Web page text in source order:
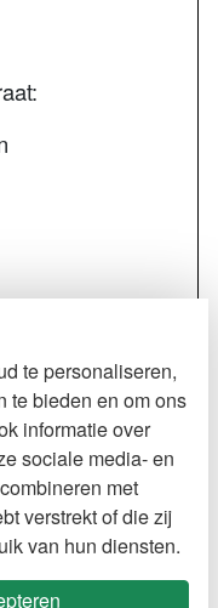
te personaliseren,
te bieden en om ons
informatie over
sociale media- en
met
verstrekt of die zij
van hun diensten.